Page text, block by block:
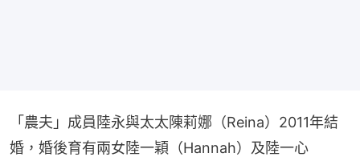
「農夫」成員陸永與太太陳莉娜（Reina）2011年結
婚，婚後育有兩女陸一穎（Hannah）及陸一心